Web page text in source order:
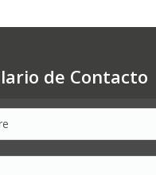
de Contacto